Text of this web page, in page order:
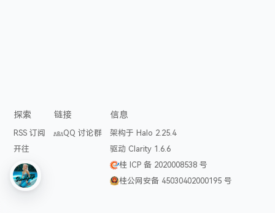
探索
RSS 订阅
开往
链接
QQ 讨论群
信息
架构于 Halo 2.25.4
驱动 Clarity 1.6.6
桂 ICP 备 2020008538 号
桂公网安备 45030402000195 号